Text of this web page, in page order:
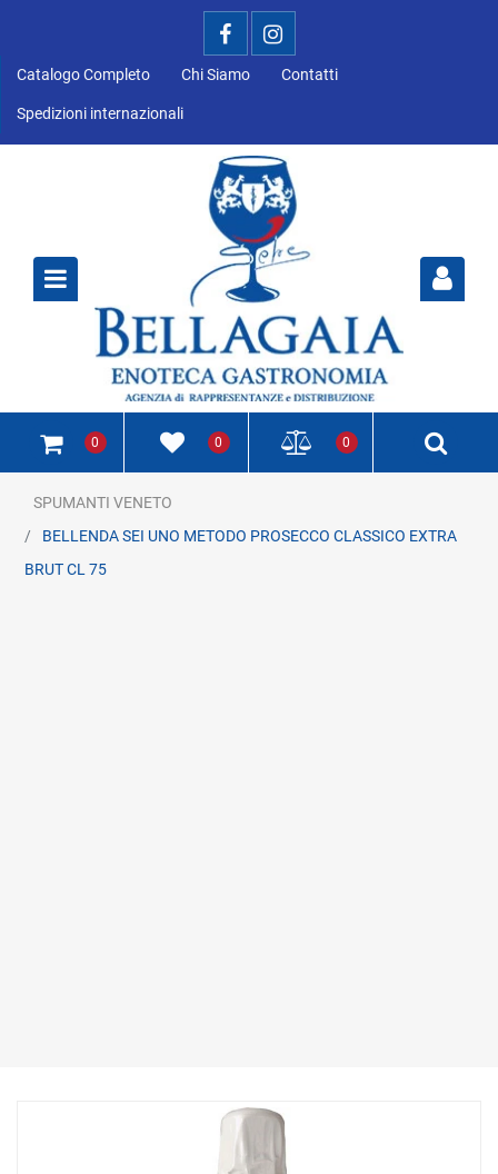
Catalogo Completo Chi Siamo Contatti
Spedizioni internazionali
0 0 0
SPUMANTI VENETO
BELLENDA SEI UNO METODO PROSECCO CLASSICO EXTRA
BRUT CL 75